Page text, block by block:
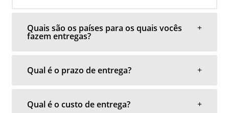
Quais são os países para os quais vocês
fazem entregas?
Qual é o prazo de entrega?
Qual é o custo de entrega?